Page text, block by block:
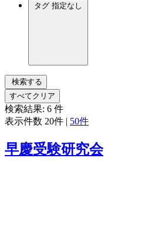
タグ 指定なし
検索する
すべてクリア
検索結果: 6 件
表示件数 20件 | 50件
早慶受験研究会